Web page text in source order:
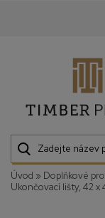
Úvod » Doplňkové
Ukončovací lišty, 42 x